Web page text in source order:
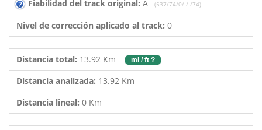
Fiabilidad del track original: A (537/74/0/-/-/74)
Nivel de corrección aplicado al track: 0
Distancia total: 13.92 Km mi / ft ?
Distancia analizada: 13.92 Km
Distancia lineal: 0 Km